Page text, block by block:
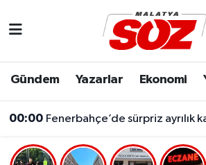
Gündem Yazarlar Ekonomi
00:00 Fenerbahçe’de sürpriz ayrılık
Dünya
Eğitim
Malatya Nöbetçi Eczaneler
Malatya Namaz Vakitleri
Malatya Trafik Yoğunluk